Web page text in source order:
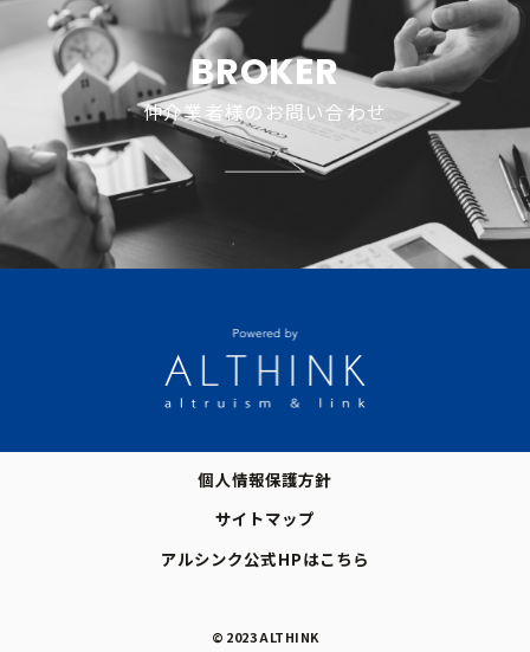
BROKER
仲介業者様のお問い合わせ
個人情報保護方針
サイトマップ
アルシンク公式HPはこちら
© 2023 ALTHINK